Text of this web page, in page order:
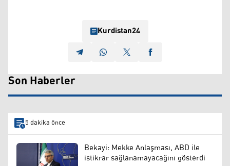
Kurdistan24
Son Haberler
5 dakika önce
Bekayi: Mekke Anlaşması, ABD ile
istikrar sağlanamayacağını gösterdi